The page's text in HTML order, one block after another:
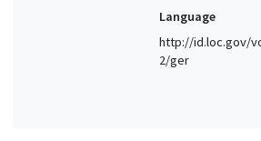
Language
http://id.loc.gov/
2/ger